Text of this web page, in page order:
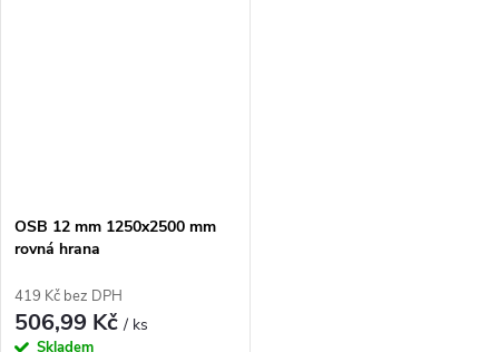
OSB 12 mm 1250x2500 mm
rovná hrana
419 Kč bez DPH
506,99 Kč/ ks
Skladem